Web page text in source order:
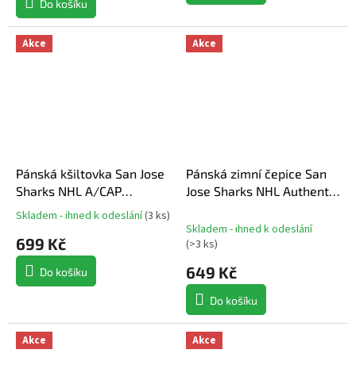
Do košíku
z
hvězdiček.
Akce
Pánská kšiltovka San Jose
Sharks NHL A/CAP
Structured Adjustable
Průměrné
produktu
je
5,0
hvězdiček.
Skladem - ihned k odeslání(3 ks)
699 Kč
Do košíku
Akce
Pánská zimní čepice San
Jose Sharks NHL Authentic
Skladem - ihned k odeslání
(>3 ks)
649 Kč
Do košíku
Akce Akce